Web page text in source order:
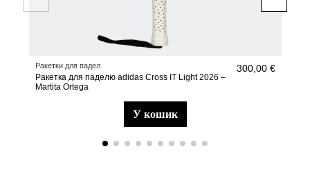
Ракетки для падел
Ракетка для паделю adidas Cross IT Light 2026 –
Martita Ortega
300,00 €
у кошик